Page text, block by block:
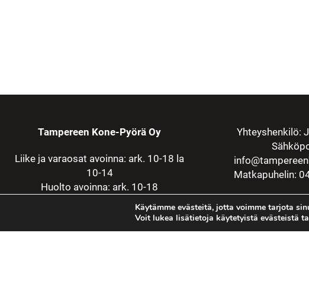
Tampereen Kone-Pyörä Oy
Liike ja varaosat avoinna: ark. 10-18 la
10-14
Huolto avoinna: ark. 10-18
Yhteyshenkilö:
Matkapuhelin:
Käytämme evästeitä, jotta voimme tarjota
Voit lukea lisätietoja käytetyistä evästeistä